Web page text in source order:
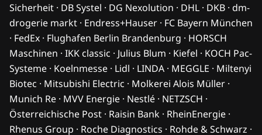
Sicherheit · DB Systel · DG Nexolution · DHL · DKB · dm-
drogerie markt · Endress+Hauser · FC Bayern München
· FedEx · Flughafen Berlin Brandenburg · HORSCH
Maschinen · IKK classic · Julius Blum · Kiefel · KOCH Pac-
Systeme · Koelnmesse · Lidl · LINDA · MEGGLE · Miltenyi
Biotec · Mitsubishi Electric · Molkerei Alois Müller ·
Munich Re · MVV Energie · Nestlé · NETZSCH ·
Österreichische Post · Raisin Bank · RheinEnergie ·
Rhenus Group · Roche Diagnostics · Rohde & Schwarz ·